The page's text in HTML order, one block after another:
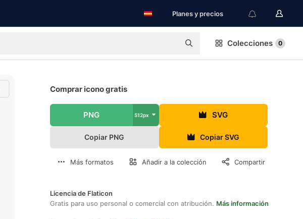
Planes y precios
Colecciones 0
Comprar icono gratis
PNG 512px SVG
Copiar PNG Copiar SVG
Más formatos Añadir a la colección Compartir
Licencia de Flaticon
Gratis para uso personal o comercial con atribución. Más información